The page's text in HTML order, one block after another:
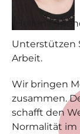
Helfen •
Unterstützen
Arbeit.
Wir bringen
zusammen.
schafft den
Normalität